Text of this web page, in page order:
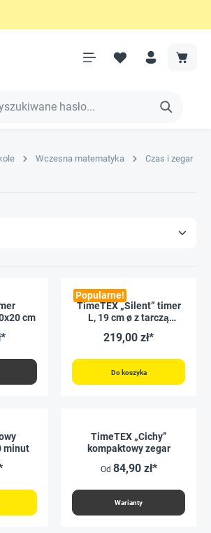
Wczesna matematyka Czas i zegar
cm
Popularne!
TimeTEX „Silent” timer
L, 19 cm ø z tarczą
219,00 zł*
Do koszyka
minut
TimeTEX „Cichy”
kompaktowy zegar
Od 84,90 zł*
Warianty